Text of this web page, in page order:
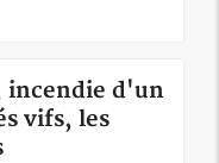
incendie d'un
vifs, les